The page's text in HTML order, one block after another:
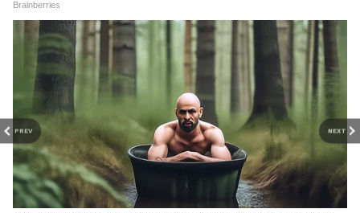
PREV NEXT
ডিগ্রি অর্জন করেন। একই বছর, উত্তরপ্রদেশ বার
কাউন্সিলের সাথে নিবন্ধন করার পরে, তিনি
এলাহাবাদ হাইকোর্টেও অনুশীলন শুরু করেন।
বিচারপতি করোল: হিমাচল প্রদেশের মূল
হাইকোর্ট, পাটনাতে প্রধান বিচারপতি ছিলেন
জ্যেষ্ঠতার দিক থেকে দ্বিতীয় হলেন বিচারপতি সঞ্জয়